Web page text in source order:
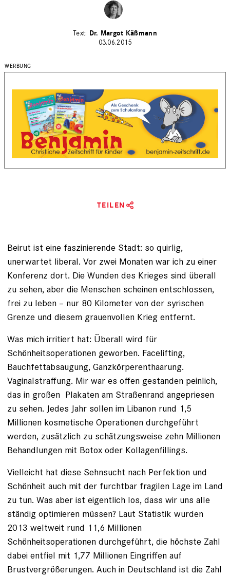
Dr. Margot Käßmann
03.06.2015
TEILEN
Beirut ist eine faszinierende Stadt: so quirlig,
unerwartet liberal. Vor zwei Monaten war ich zu einer
Konferenz dort. Die Wunden des Krieges sind überall
zu sehen, aber die Menschen scheinen entschlossen,
frei zu leben – nur 80 Kilo­meter von der syrischen
Grenze und diesem grauenvollen Krieg entfernt.
Was mich irritiert hat: Überall wird für
Schönheitsoperationen geworben. Facelifting,
Bauchfettabsaugung, Ganzkörperenthaarung.
Vaginalstraffung. Mir war es offen gestanden peinlich,
das in großen Plakaten am Straßenrand angepriesen
zu sehen. Jedes Jahr sollen im Libanon rund 1,5
Millionen kosmetische Operationen durchgeführt
werden, zusätzlich zu schätzungsweise zehn Millionen
Behandlungen mit Botox oder Kollagenfillings.
Vielleicht hat diese Sehnsucht nach Perfektion und
Schönheit auch mit der furchtbar fragilen Lage im Land
zu tun. Was aber ist eigentlich los, dass wir uns alle
ständig optimieren müssen? Laut Statistik wurden
2013 weltweit rund 11,6 Millionen
Schönheitsoperationen durchgeführt, die höchste Zahl
dabei entfiel mit 1,77 Millionen Eingriffen auf
Brustvergrößerungen. Auch in Deutschland ist die Zahl